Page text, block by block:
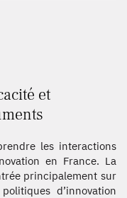
et
les interactions
en France. La
principalement sur
d’innovation